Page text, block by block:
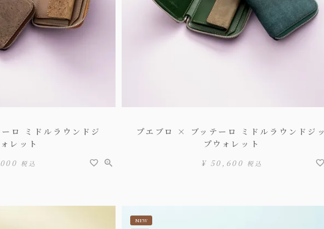
ロ ミドルラウンドジ
レット
税込
プエブロ × ブッテーロ ミドルラウンドジッ
プウォレット
¥ 50,600 税込
NEW